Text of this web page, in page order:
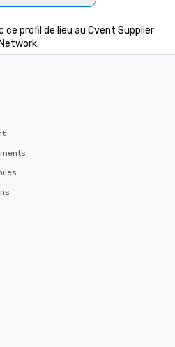
ce profil de lieu au Cvent Supplier
Network.